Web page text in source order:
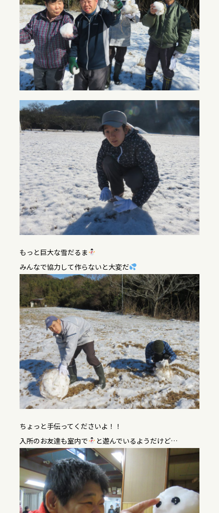
もっと巨大な雪だるま
みんなで協力して作らないと大変だ
ちょっと手伝ってくださいよ！！
入所のお友達も室内で
と遊んでいるようだけど…